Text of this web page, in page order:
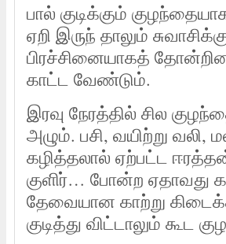
பால் குடிக்கும்
ஏறி இருந் தாலும்
பிரச்சினையாகத்
காட்ட வேண்டும்.
இரவு நேரத்தில் சில
அழும். பசி, வயிற்று வலி,
கழித்தலால் ஏற்பட்ட
குளிர்… போன்ற ஏதாவது
தேவையான காற்று
குடித்து விட்டாலும் கூட